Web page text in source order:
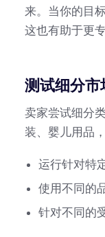
来。当你的目
这也有助于更
测试细分市
卖家尝试细分
装、婴儿用品
运行针对特
使用不同的
针对不同的